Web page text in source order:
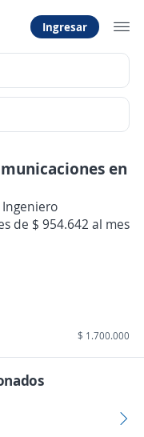
Ingresar
en
de $ 954.642 al mes
$ 1.700.000